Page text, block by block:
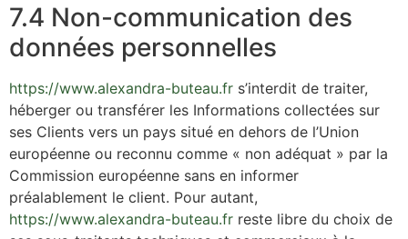
7.4 Non-communication des
données personnelles
https://www.alexandra-buteau.fr s’interdit de traiter,
héberger ou transférer les Informations collectées sur
ses Clients vers un pays situé en dehors de l’Union
européenne ou reconnu comme « non adéquat » par la
Commission européenne sans en informer
préalablement le client. Pour autant,
https://www.alexandra-buteau.fr reste libre du choix de